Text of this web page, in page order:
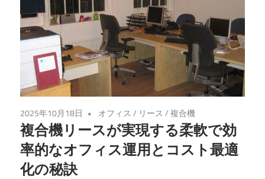
つ
け
る
た
の
完
全
ガ
イ
2025年10月18日 オフィス / リース /複合機
複合機リースが実現する柔軟で効
率的なオフィス運用とコスト最適
化の秘訣